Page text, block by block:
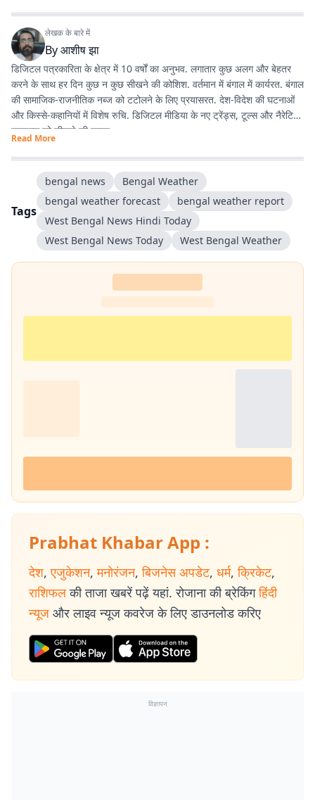
लेखक के बारे में
Byआशीष झा
डिजिटल पत्रकारिता के क्षेत्र में 10 वर्षों का अनुभव. लगातार कुछ अलग और बेहतर
करने के साथ हर दिन कुछ न कुछ सीखने की कोशिश. वर्तमान में बंगाल में कार्यरत. बंगाल
की सामाजिक-राजनीतिक नब्ज को टटोलने के लिए प्रयासरत. देश-विदेश की घटनाओं
और किस्से-कहानियों में विशेष रुचि. डिजिटल मीडिया के नए ट्रेंड्स, टूल्स और नैरेटिव
स्टाइल्स को सीखने की चाहत.
Read More
Tags
bengal news
Bengal Weather
bengal weather forecast
bengal weather report
West Bengal News Hindi Today
West Bengal News Today
West Bengal Weather
Prabhat Khabar App :
देश, एजुकेशन, मनोरंजन, बिजनेस अपडेट, धर्म, क्रिकेट,
राशिफल की ताजा खबरें पढ़ें यहां. रोजाना की ब्रेकिंग हिंदी
न्यूज और लाइव न्यूज कवरेज के लिए डाउनलोड करिए
विज्ञापन